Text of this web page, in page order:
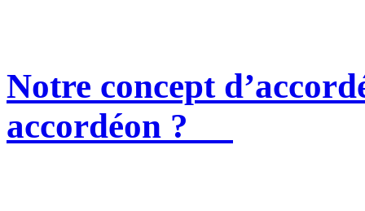
Notre concept
accordéon ?